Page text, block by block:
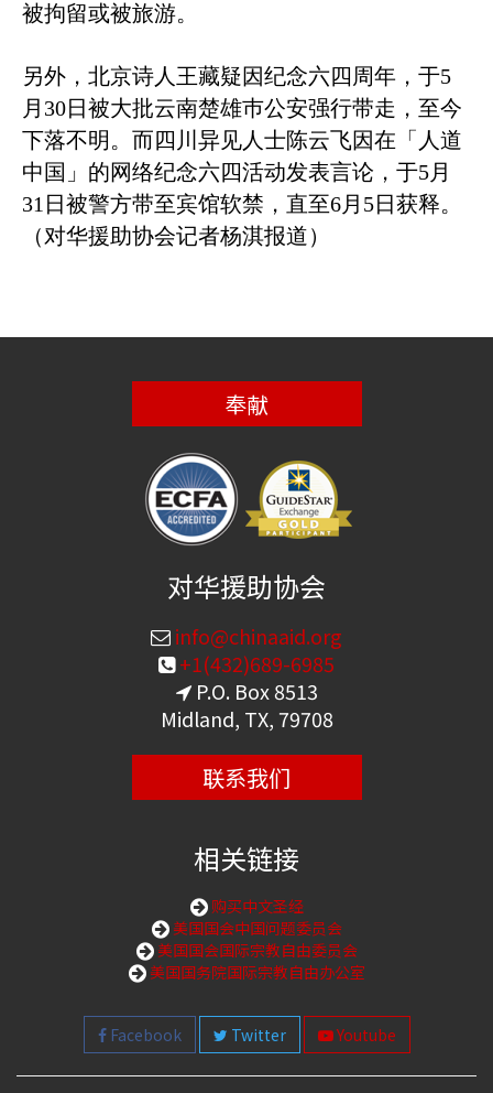
被拘留或被旅游。
另外，北京诗人王藏疑因纪念六四周年，于5
月 30日被大批云南楚雄巿公安强行带走，至今
下落不明。而四川异见人士陈云飞因在「人道
中国」的网络纪念六四活动发表言论，于5月
31 日被警方带至宾馆软禁，直至6月 5日获释。
（对华援助协会记者杨淇报道）
奉献
对华援助协会
info@chinaaid.org
+1(432)689-6985
P.O. Box 8513
Midland, TX, 79708
联系我们
相关链接
购买中文圣经
美国国会中国问题委员会
美国国会国际宗教自由委员会
美国国务院国际宗教自由办公室
Facebook Twitter Youtube